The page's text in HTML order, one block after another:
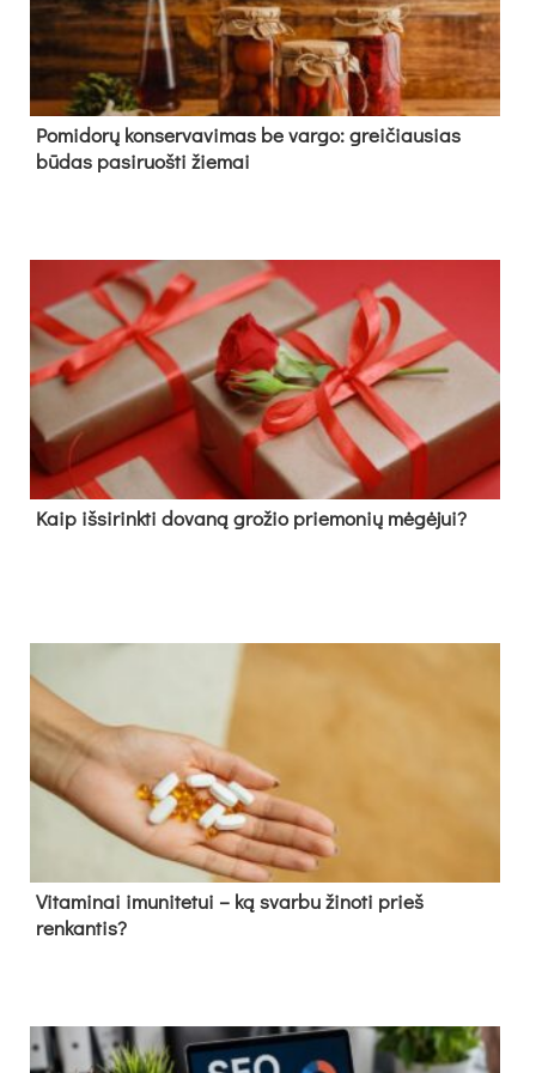
Pomidorų konservavimas be vargo: greičiausias
būdas pasiruošti žiemai
Kaip išsirinkti dovaną grožio priemonių mėgėjui?
Vitaminai imunitetui – ką svarbu žinoti prieš
renkantis?